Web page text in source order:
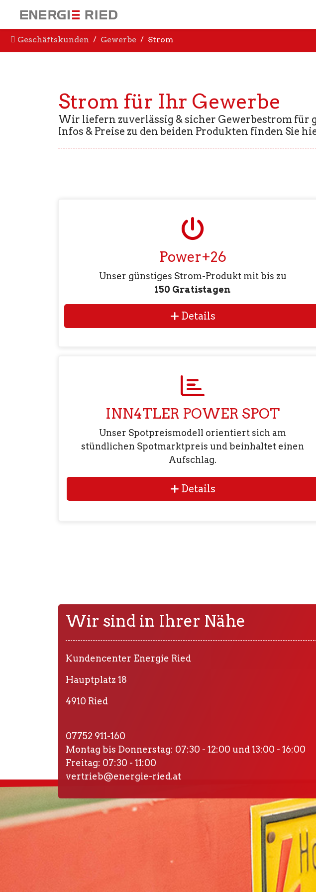
Geschäftskunden Gewerbe Strom
Strom für Ihr Gewerbe
Wir liefern zuverlässig & sicher Gewerbestrom für
Infos & Preise zu den beiden Produkten finden Sie
Power+26
Unser günstiges Strom-Produkt mit bis zu
150 Gratistagen
Details
INN4TLER POWER SPOT
Unser Spotpreismodell orientiert sich am
stündlichen Spotmarktpreis und beinhaltet einen
Aufschlag.
Details
Wir sind in Ihrer Nähe
Kundencenter Energie Ried
Hauptplatz 18
4910 Ried
07752 911-160
Montag bis Donnerstag: 07:30 - 12:00 und 13:00 - 16:00
Freitag: 07:30 - 11:00
vertrieb@energie-ried.at